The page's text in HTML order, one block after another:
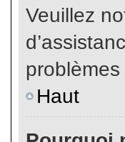
Veuillez
Haut